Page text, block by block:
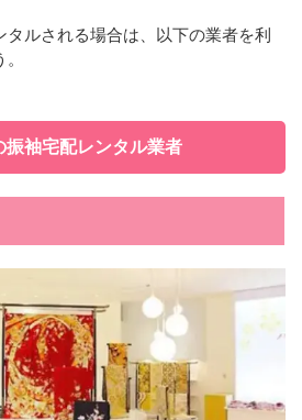
ルされる場合は、以下の業者を利
振袖宅配レンタル業者